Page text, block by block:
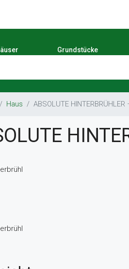
Grundstücke
Haus ABSOLUTE HINTERBRÜHLER